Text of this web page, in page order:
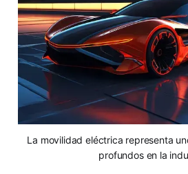
La movilidad eléctrica representa
profundos en la